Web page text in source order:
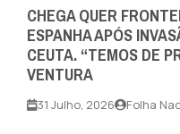
CHEGA QUER
ESPANHA APÓS
CEUTA. “TEMOS DE
VENTURA
31 Julho, 2026 Folha